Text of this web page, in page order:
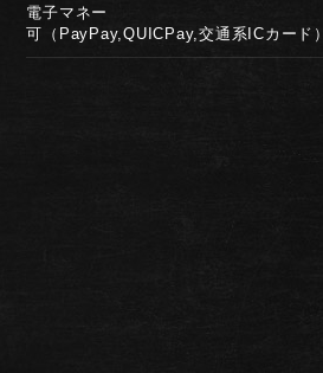
電子マネー
可（PayPay,QUICPay,交通系ICカード）